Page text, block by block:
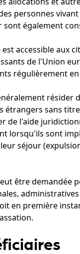
personnes
également
accessible aux
de l'Union
régulièrement en
résider
étrangers sans
de l'aide
lorsqu'ils sont
séjour
être demandée
en première